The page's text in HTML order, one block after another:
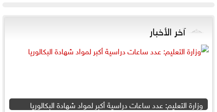
آخر الأخبار
وزارة التعليم: عدد ساعات دراسية أكبر لمواد شهادة البكالوريا